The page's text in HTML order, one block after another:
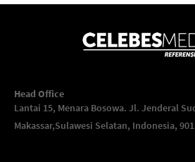
Head Office
Lantai 15, Menara Bosowa. Jl. Jenderal
Makassar,Sulawesi Selatan, Indonesia,